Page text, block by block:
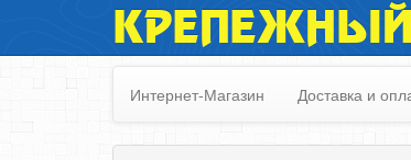
АНКЕРНАЯ ТЕХНИКА
МЕТРИЧЕСКИЙ КРЕПЕЖ
ДЮБЕЛЬНАЯ ТЕХНИКА
ПЕРФОРИРОВАННЫЙ КРЕПЕЖ
Интернет-Магазин Доставка и